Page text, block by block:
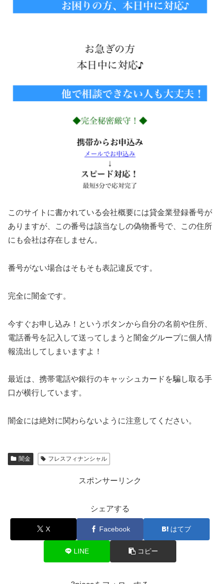
このサイトに書かれている会社概要には貸金業登録番号が
ありますが、この番号は該当なしの偽物番号で、この住所
にも会社は存在しません。
番号がない場合はそもそも表記違反です。
完全に闇金です。
今すぐお申し込み！というボタンから自分の名前や住所、
電話番号を記入して送ってしまうと闇金グループに個人情
報流出してしまいますよ！
最近は、携帯電話や銀行のキャッシュカードを騙し取る手
口が横行しています。
闇金には絶対に関わらないように注意してください。
闇金 フレスフィナンシャル
スポンサーリンク
シェアする
X Facebook はてブ
LINE コピー